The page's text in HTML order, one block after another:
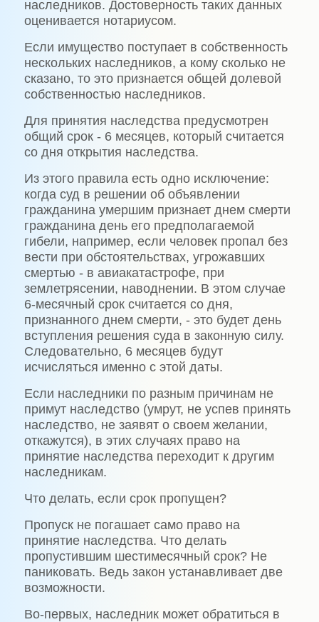
наследников. Достоверность таких данных
оценивается нотариусом.
Если имущество поступает в собственность
нескольких наследников, а кому сколько не
сказано, то это признается общей долевой
собственностью наследников.
Для принятия наследства предусмотрен
общий срок - 6 месяцев, который считается
со дня открытия наследства.
Из этого правила есть одно исключение:
когда суд в решении об объявлении
гражданина умершим признает днем смерти
гражданина день его предполагаемой
гибели, например, если человек пропал без
вести при обстоятельствах, угрожавших
смертью - в авиакатастрофе, при
землетрясении, наводнении. В этом случае
6-месячный срок считается со дня,
признанного днем смерти, - это будет день
вступления решения суда в законную силу.
Следовательно, 6 месяцев будут
исчисляться именно с этой даты.
Если наследники по разным причинам не
примут наследство (умрут, не успев принять
наследство, не заявят о своем желании,
откажутся), в этих случаях право на
принятие наследства переходит к другим
наследникам.
Что делать, если срок пропущен?
Пропуск не погашает само право на
принятие наследства. Что делать
пропустившим шестимесячный срок? Не
паниковать. Ведь закон устанавливает две
возможности.
Во-первых, наследник может обратиться в